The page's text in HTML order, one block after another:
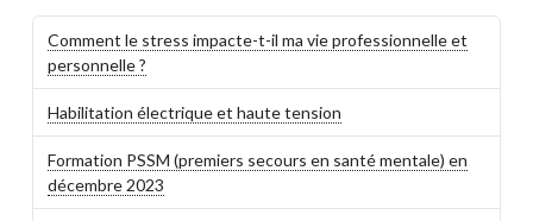
Comment le stress impacte-t-il ma vie professionnelle et
personnelle ?
Habilitation électrique et haute tension
Formation PSSM (premiers secours en santé mentale) en
décembre 2023